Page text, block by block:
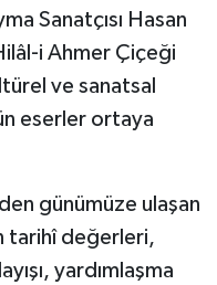
Sanatçısı Hasan
i Ahmer Çiçeği
ve sanatsal
eserler ortaya
günümüze ulaşan
tarihî değerleri,
yardımlaşma